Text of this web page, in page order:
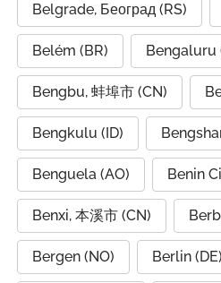
Belgrade, Београд (RS)
Belém (BR) Bengaluru
Bengbu, 蚌埠市 (CN)
Bengkulu (ID)
Benguela (AO) Benin
Benxi, 本溪市 (CN)
Bergen (NO) Berlin (DE)